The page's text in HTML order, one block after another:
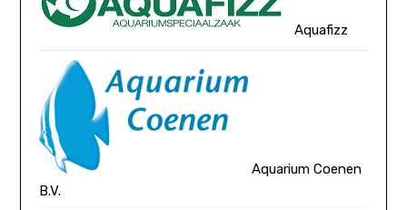
Aquafizz
Aquarium Coenen
B.V.